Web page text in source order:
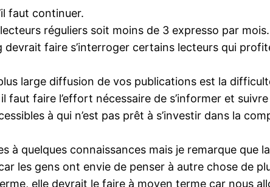
faut continuer.
réguliers soit moins de 3 expresso par
faire s’interroger certains lecteurs qui
large diffusion de vos publications est la
faut faire l’effort nécessaire de s’informer et suivre
à qui n’est pas prêt à s’investir dans la
à quelques connaissances mais je remarque que
les gens ont envie de penser à autre chose de
elle devrait le faire à moyen terme car nous